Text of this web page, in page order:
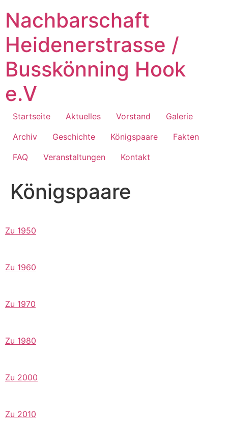
Inhalt
springen
Nachbarschaft
Heidenerstrasse /
Busskönning Hook
e.V
Startseite Aktuelles Vorstand
Galerie
Archiv
Geschichte Königspaare
Fakten
FAQ
Veranstaltungen Kontakt
Königspaare
Zu 1950
Zu 1960
Zu 1970
Zu 1980
Zu 2000
Zu 2010